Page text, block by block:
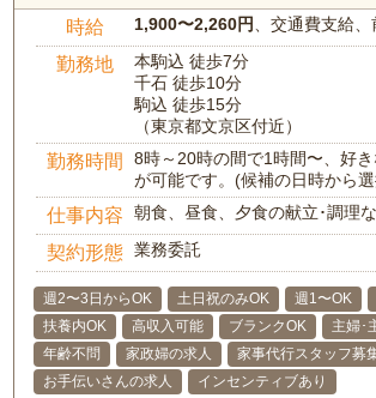
時給 1,900〜2,260円、交通費支給、
勤務地
本駒込 徒歩7分
千石 徒歩10分
駒込 徒歩15分
（東京都文京区付近）
勤務時間
8時～20時の間で1時間〜、好
が可能です。(候補の日時から
仕事内容 朝食、昼食、夕食の献立･調理
契約形態 業務委託
週2〜3日からOK 土日祝のみOK 週1〜OK
扶養内OK
高収入可能 ブランクOK
主婦･
年齢不問
家政婦の求人
家事代行スタッフ募
お手伝いさんの求人
インセンティブあり